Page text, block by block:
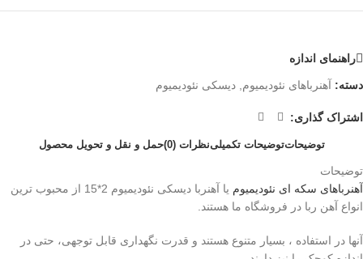
راهنمای اندازه
دسته: آهنرباهای نئودیمیوم دیسکی نئودیمیوم
اشتراک گذاری:
توضیحاتتوضیحات تکمیلینظرات (0) حمل و نقل و تحویل محصول
توضیحات
آهنرباهای سکه ای نئودیمیوم
یا آهنربا دیسکی نئودیمیوم 2*15 از محبوب ترین
انواع آهن ربا در فروشگاه ما هستند.
آنها در استفاده ، بسیار متنوع هستند و قدرت نگهداری قابل توجهی، حتی در